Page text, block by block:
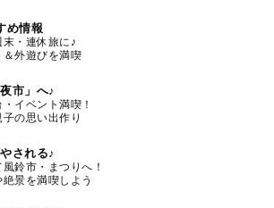
め情報
・連休旅に♪
外遊びを満喫
市」へ♪
イベント満喫！
の思い出作り
される♪
鈴市・まつりへ！
景を満喫しよう